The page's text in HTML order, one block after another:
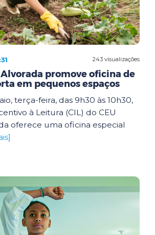
243 visualizações
Alvorada promove oficina de
em pequenos espaços
terça-feira, das 9h30 às 10h30,
à Leitura (CIL) do CEU
oferece uma oficina especial